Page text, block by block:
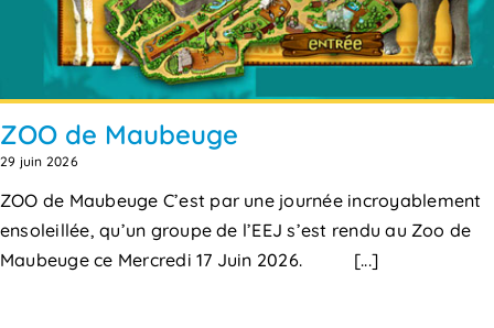
ZOO de Maubeuge
29 juin 2026
ZOO de Maubeuge C’est par une journée incroyablement
ensoleillée, qu’un groupe de l’EEJ s’est rendu au Zoo de
Maubeuge ce Mercredi 17 Juin 2026. [...]